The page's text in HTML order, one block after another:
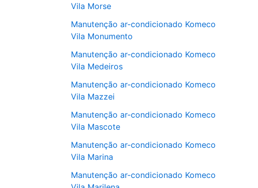
Vila Morse
Manutenção ar-condicionado Komeco
Vila Monumento
Manutenção ar-condicionado Komeco
Vila Medeiros
Manutenção ar-condicionado Komeco
Vila Mazzei
Manutenção ar-condicionado Komeco
Vila Mascote
Manutenção ar-condicionado Komeco
Vila Marina
Manutenção ar-condicionado Komeco